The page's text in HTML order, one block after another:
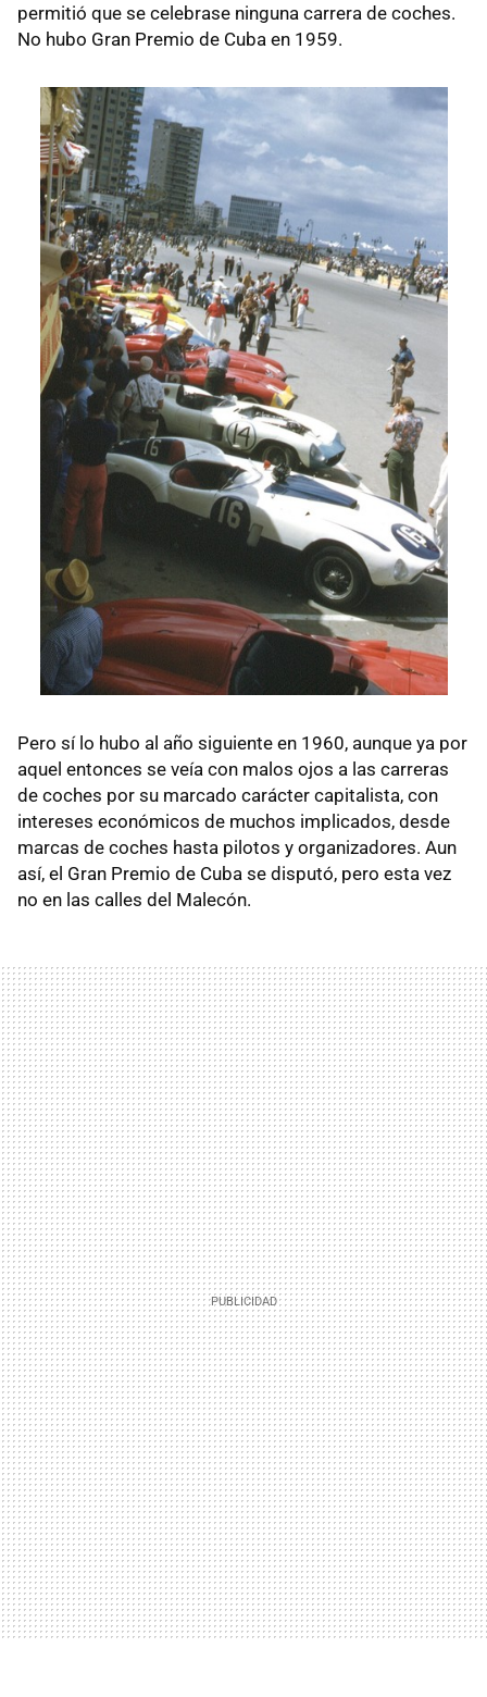
permitió que se celebrase ninguna carrera de coches.
No hubo Gran Premio de Cuba en 1959.
Pero sí lo hubo al año siguiente en 1960, aunque ya por
aquel entonces se veía con malos ojos a las carreras
de coches por su marcado carácter capitalista, con
intereses económicos de muchos implicados, desde
marcas de coches hasta pilotos y organizadores. Aun
así, el Gran Premio de Cuba se disputó, pero esta vez
no en las calles del Malecón.